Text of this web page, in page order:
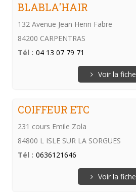
BLABLA'HAIR
132 Avenue Jean Henri Fabre
84200 CARPENTRAS
Tél : 04 13 07 79 71
Voir la fiche
COIFFEUR ETC
231 cours Emile Zola
84800 L ISLE SUR LA SORGUES
Tél : 0636121646
Voir la fiche